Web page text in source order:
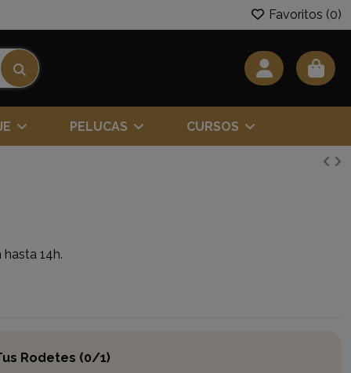
Favoritos (0)
PELUCAS CURSOS
14h.
Rodetes (0/1)